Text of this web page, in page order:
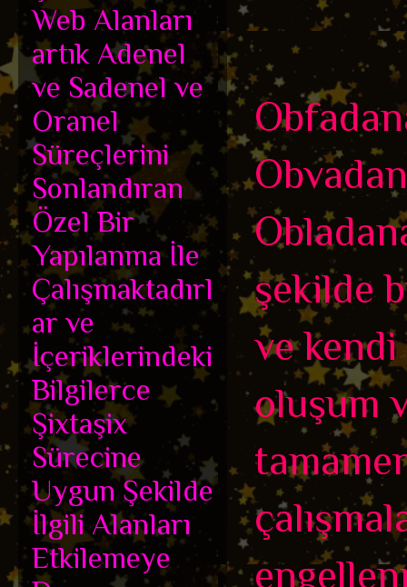
şekilde
ve
oluşum
Web Alanları
artık Adenel
ve Sadenel ve
Oranel
Süreçlerini
Sonlandıran
Özel Bir
Yapılanma İle
Çalışmaktadırl
ar ve
İçeriklerindeki
Bilgilerce
Şixtaşix
Sürecine
Uygun Şekilde
İlgili Alanları
Etkilemeye